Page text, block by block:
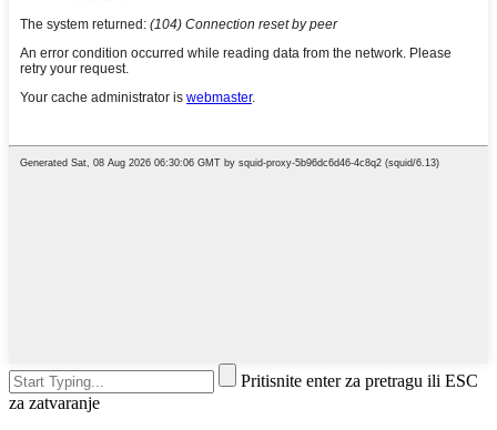
Pritisnite enter za pretragu ili ESC
za zatvaranje